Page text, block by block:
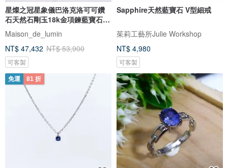
星燦之冠星象儀巴洛克洛可可鑽
石天然石剛玉18k金項鍊藍寶石項
鍊
Maison_de_lumin
NT$ 47,432 NT$ 53,900
可客製
Sapphire天然藍寶石 V型細戒
茱莉工藝所Julie Workshop
NT$ 4,980
可客製
免運 81 折